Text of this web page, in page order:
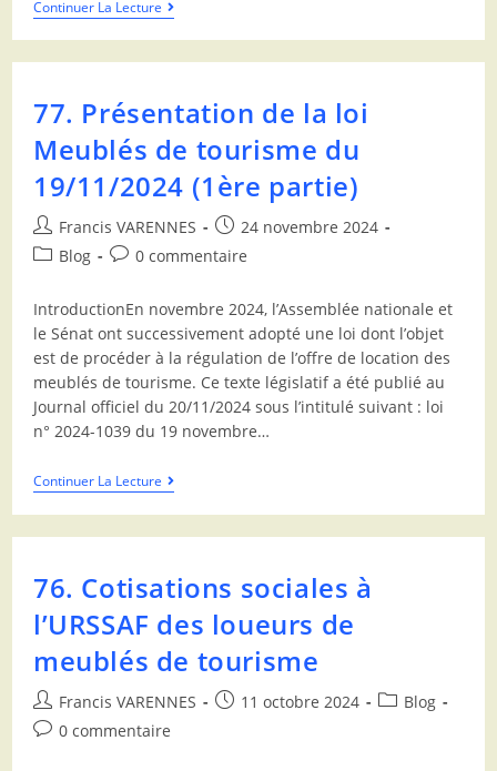
Continuer La Lecture
77. Présentation de la loi
Meublés de tourisme du
19/11/2024 (1ère partie)
Francis VARENNES
24 novembre 2024
Blog
0 commentaire
IntroductionEn novembre 2024, l’Assemblée nationale et
le Sénat ont successivement adopté une loi dont l’objet
est de procéder à la régulation de l’offre de location des
meublés de tourisme. Ce texte législatif a été publié au
Journal officiel du 20/11/2024 sous l’intitulé suivant : loi
n° 2024-1039 du 19 novembre…
Continuer La Lecture
76. Cotisations sociales à
l’URSSAF des loueurs de
meublés de tourisme
Francis VARENNES 11 octobre 2024
Blog
0 commentaire